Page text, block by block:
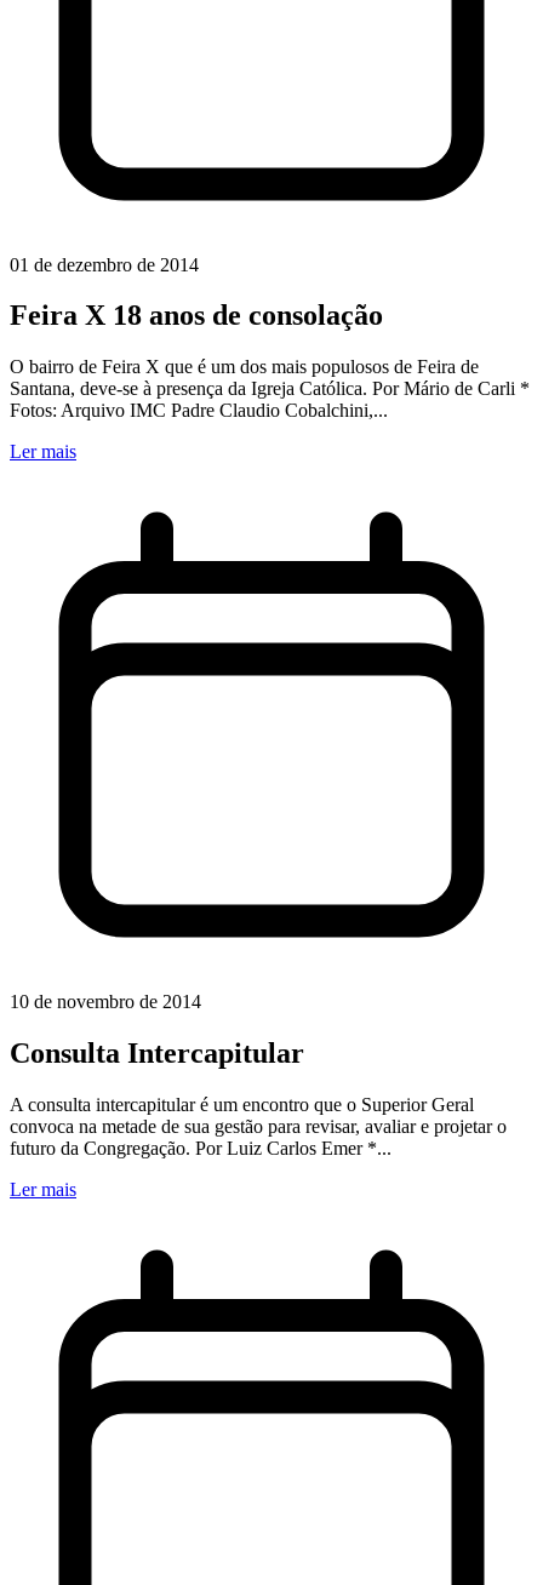
01 de dezembro de 2014
Feira X 18 anos de consolação
O bairro de Feira X que é um dos mais populosos de Feira de
Santana, deve-se à presença da Igreja Católica. Por Mário de Carli *
Fotos: Arquivo IMC Padre Claudio Cobalchini,...
Ler mais
10 de novembro de 2014
Consulta Intercapitular
A consulta intercapitular é um encontro que o Superior Geral
convoca na metade de sua gestão para revisar, avaliar e projetar o
futuro da Congregação. Por Luiz Carlos Emer *...
Ler mais